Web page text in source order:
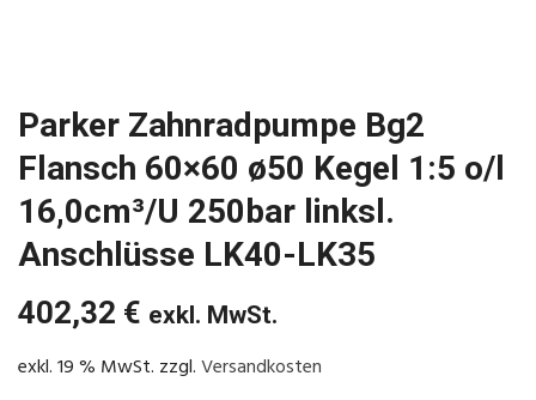
Parker Zahnradpumpe Bg2
Flansch 60×60 ø50 Kegel 1:5 o/l
16,0cm³/U 250bar linksl.
Anschlüsse LK40-LK35
402,32 € exkl. MwSt.
exkl. 19 % MwSt. zzgl.Versandkosten